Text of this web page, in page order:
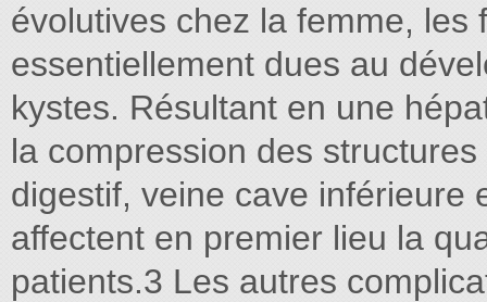
évolutives chez la femme,
essentiellement dues au
kystes. Résultant en une
la compression des
digestif, veine cave inférieure
affectent en premier lieu la
patients.3 Les autres